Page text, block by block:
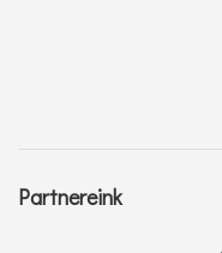
Partnereink